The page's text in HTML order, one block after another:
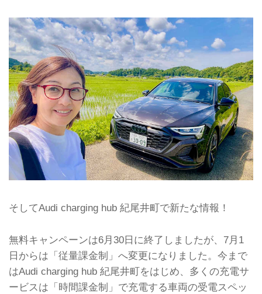
そしてAudi charging hub 紀尾井町で新たな情報！
無料キャンペーンは6月30日に終了しましたが、7月1
日からは「従量課金制」へ変更になりました。今まで
はAudi charging hub 紀尾井町をはじめ、多くの充電サ
ービスは「時間課金制」で充電する車両の受電スペッ